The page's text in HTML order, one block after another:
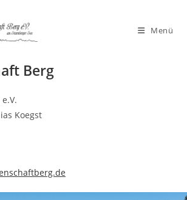
Menü
Berg
Koegst